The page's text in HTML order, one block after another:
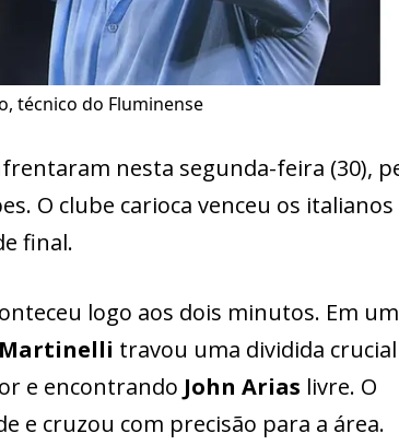
técnico do Fluminense
nesta segunda-feira (30),
O clube carioca venceu os
final.
logo aos dois minutos. Em
Martinelli travou uma dividida crucial
e encontrando John Arias livre. O
e cruzou com precisão para a área.